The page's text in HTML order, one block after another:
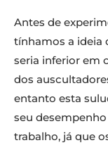
Antes de
tínhamos a ideia
seria inferior em
dos
entanto esta
seu
trabalho, já que